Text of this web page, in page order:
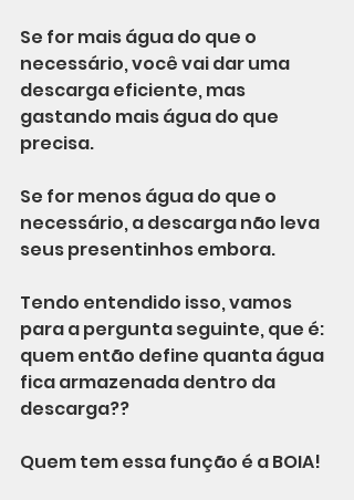
Se for mais água do que o
necessário, você vai dar uma
descarga eficiente, mas
gastando mais água do que
precisa.
Se for menos água do que o
necessário, a descarga não leva
seus presentinhos embora.
Tendo entendido isso, vamos
para a pergunta seguinte, que é:
quem então define quanta água
fica armazenada dentro da
descarga??
Quem tem essa função é a BOIA!